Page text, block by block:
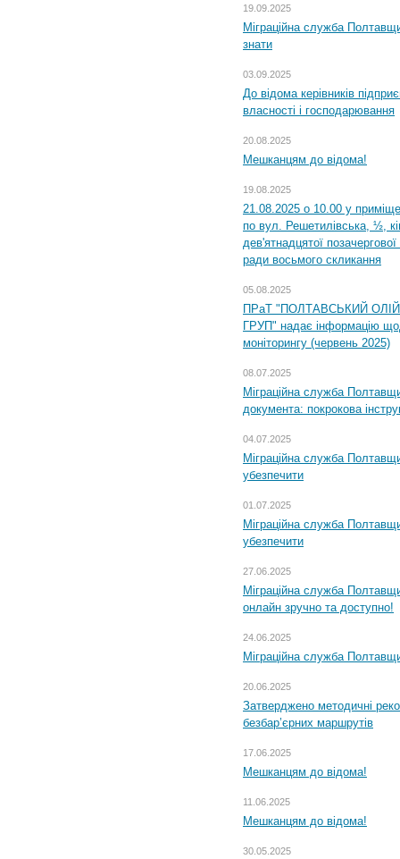
19.09.2025
Міграційна служба
знати
03.09.2025
До відома керівників
власності і господарювання
20.08.2025
Мешканцям до відома!
19.08.2025
21.08.2025 о 10.00 у
по вул. Решетилівська, ½,
дев'ятнадцятої
ради восьмого скликання
05.08.2025
ПРаТ "ПОЛТАВСЬКИЙ
ГРУП" надає інформацію
моніторингу (червень 2025)
08.07.2025
Міграційна служба
документа: покрокова
04.07.2025
Міграційна служба
убезпечити
01.07.2025
Міграційна служба
убезпечити
27.06.2025
Міграційна служба
онлайн зручно та доступно!
24.06.2025
Міграційна служба
20.06.2025
Затверджено методичні
безбар’єрних маршрутів
17.06.2025
Мешканцям до відома!
11.06.2025
Мешканцям до відома!
30.05.2025